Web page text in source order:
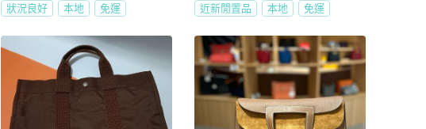
狀況良好 本地 免運 近新閒置品 本地 免運